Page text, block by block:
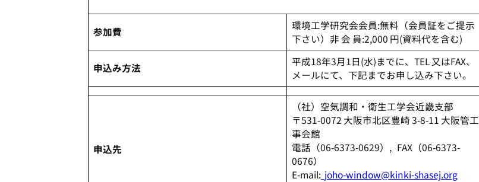
参加費
環境工学研究会会員:無料（会員証をご提示
下さい）非 会 員:2,000 円(資料代を含む)
申込み方法
平成18年3月1日(水)までに、TEL 又はFAX、
メールにて、下記までお申し込み下さい。
申込先
（社）空気調和・衛生工学会近畿支部
〒531-0072 大阪市北区豊崎 3-8-11 大阪管工
事会館
電話（06-6373-0629）, FAX（06-6373-
0676）
E-mail: joho-window@kinki-shasej.org